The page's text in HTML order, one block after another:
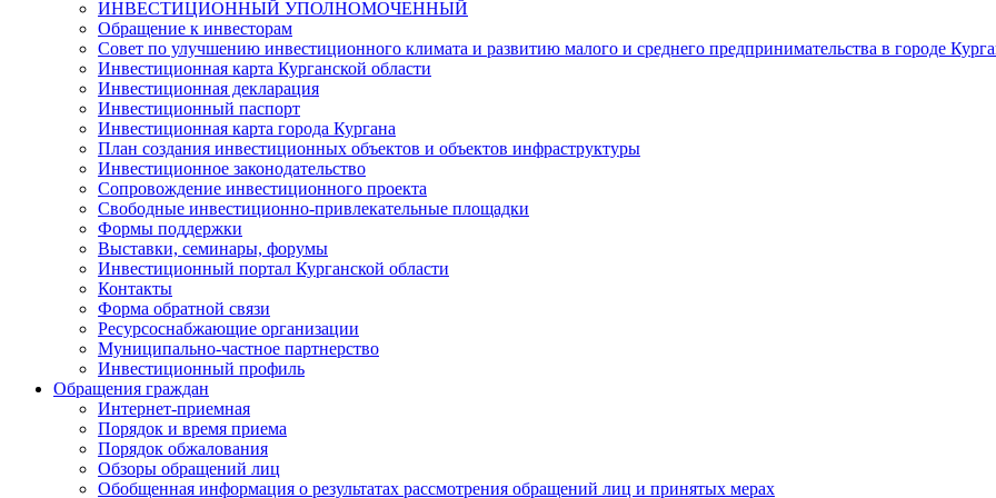
ИНВЕСТИЦИОННЫЙ УПОЛНОМОЧЕННЫЙ
Обращение к инвесторам
Совет по улучшению инвестиционного климата и развитию малого и среднего предпринимательства в городе
Инвестиционная карта Курганской области
Инвестиционная декларация
Инвестиционный паспорт
Инвестиционная карта города Кургана
План создания инвестиционных объектов и объектов инфраструктуры
Инвестиционное законодательство
Сопровождение инвестиционного проекта
Свободные инвестиционно-привлекательные площадки
Формы поддержки
Выставки, семинары, форумы
Инвестиционный портал Курганской области
Контакты
Форма обратной связи
Ресурсоснабжающие организации
Муниципально-частное партнерство
Инвестиционный профиль
Обращения граждан
Интернет-приемная
Порядок и время приема
Порядок обжалования
Обзоры обращений лиц
Обобщенная информация о результатах рассмотрения обращений лиц и принятых мерах